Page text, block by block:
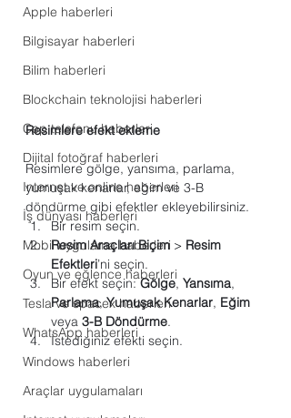
Apple haberleri
Bilgisayar haberleri
Bilim haberleri
Blockchain teknolojisi haberleri
Cep telefonu haberleri
Dijital fotoğraf haberleri
Internet ve online haberleri
İş dünyası haberleri
Mobil uygulama haberleri
Oyun ve eğlence haberleri
Tesla ve spacex haberleri
WhatsApp haberleri
Windows haberleri
Araçlar uygulamaları
Resimlere efekt ekleme
Resimlere gölge, yansıma, parlama,
yumuşak kenarlar, eğim ve 3-B
döndürme gibi efektler ekleyebilirsiniz.
Bir resim seçin.
Resim Araçları Biçim > Resim
Efektleri’ni seçin.
Bir efekt seçin: Gölge, Yansıma,
Parlama, Yumuşak Kenarlar, Eğim
veya 3-B Döndürme.
İstediğiniz efekti seçin.